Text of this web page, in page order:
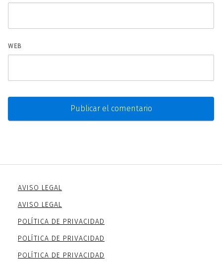
WEB
AVISO LEGAL
AVISO LEGAL
POLÍTICA DE PRIVACIDAD
POLÍTICA DE PRIVACIDAD
POLÍTICA DE PRIVACIDAD